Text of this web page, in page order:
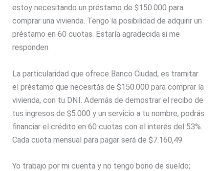
estoy necesitando un préstamo de $150.000 para
comprar una vivienda. Tengo la posibilidad de adquirir un
préstamo en 60 cuotas. Estaría agradecida si me
responden
La particularidad que ofrece Banco Ciudad, es tramitar
el préstamo que necesitás de $150.000 para comprar la
vivienda, con tu DNI. Además de demostrar el recibo de
tus ingresos de $5.000 y un servicio a tu nombre, podrás
financiar el crédito en 60 cuotas con el interés del 53%.
Cada cuota mensual para pagar será de $7.160,49
Yo trabajo por mi cuenta y no tengo bono de sueldo;